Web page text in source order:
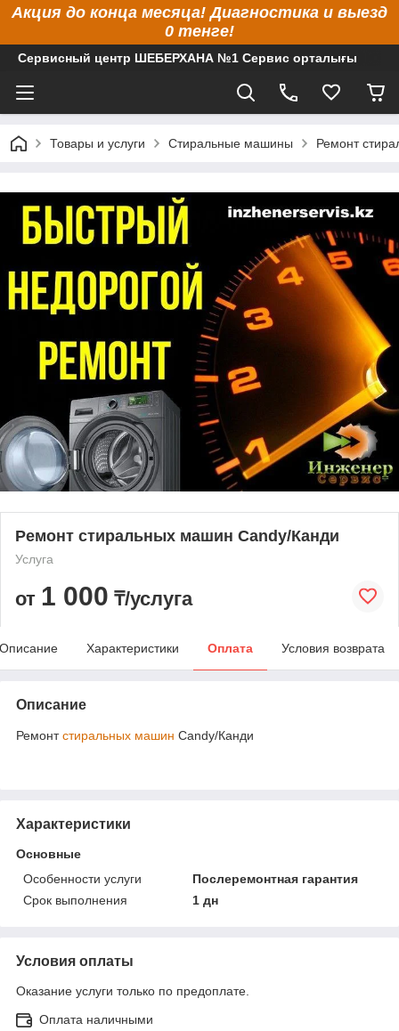
Акция до конца месяца! Диагностика и выезд
0 тенге!
Сервисный центр ШЕБЕРХАНА №1 Сервис орталығы
Товары и услуги Стиральные машины Ремонт
Ремонт стиральных машин Candy/Канди
Услуга
от 1 000 ₸/услуга
Описание Характеристики Оплата Условия возврата
Описание
Ремонтстиральных машин Candy/Канди
Характеристики
Основные
Особенности услуги
Послеремонтная гарантия
Срок выполнения
1 дн
Условия оплаты
Оказание услуги только по предоплате.
Оплата наличными